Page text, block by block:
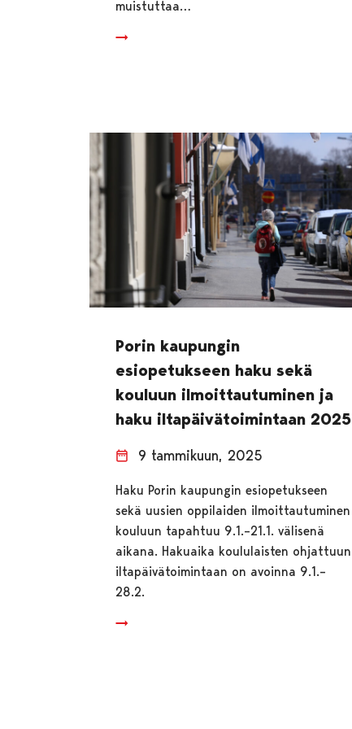
muistuttaa…
Porin kaupungin
esiopetukseen haku sekä
kouluun ilmoittautuminen ja
haku iltapäivätoimintaan 2025
9 tammikuun, 2025
Haku Porin kaupungin esiopetukseen
sekä uusien oppilaiden ilmoittautuminen
kouluun tapahtuu 9.1.–21.1. välisenä
aikana. Hakuaika koululaisten ohjattuun
iltapäivätoimintaan on avoinna 9.1.–
28.2.